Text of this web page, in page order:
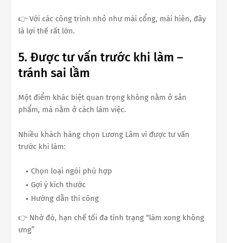
👉 Với các công trình nhỏ như mái cổng, mái hiên, đây
là lợi thế rất lớn.
5. Được tư vấn trước khi làm –
tránh sai lầm
Một điểm khác biệt quan trọng không nằm ở sản
phẩm, mà nằm ở cách làm việc.
Nhiều khách hàng chọn Lương Lâm vì được tư vấn
trước khi làm:
Chọn loại ngói phù hợp
Gợi ý kích thước
Hướng dẫn thi công
👉 Nhờ đó, hạn chế tối đa tình trạng “làm xong không
ưng”